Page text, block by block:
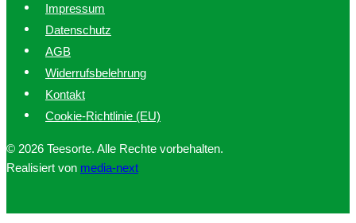
Impressum
Datenschutz
AGB
Widerrufsbelehrung
Kontakt
Cookie-Richtlinie (EU)
© 2026 Teesorte. Alle Rechte vorbehalten.
Realisiert von media-next